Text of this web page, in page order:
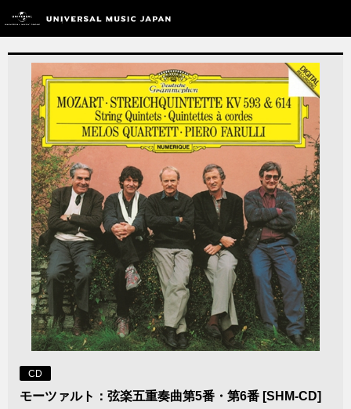
CD
モーツァルト：弦楽五重奏曲第5番・第6番 [SHM-CD]